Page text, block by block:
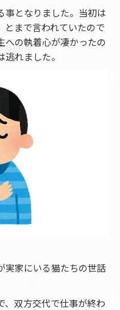
事となりました。当初は
とまで言われていたので
への執着心が凄かったの
れました。
実家にいる猫たちの世話
、双方交代で仕事が終わ